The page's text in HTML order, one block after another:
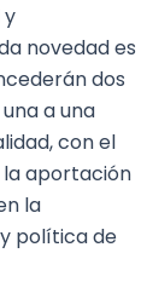
y
novedad es
dos
a una
con el
aportación
la
política de